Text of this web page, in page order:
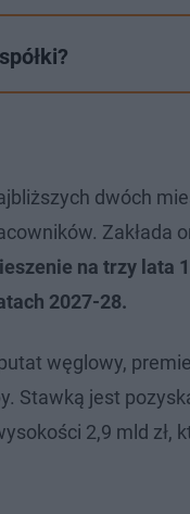
dwóch
Zakłada
na trzy lata
2027-28.
węglowy,
Stawką jest
2,9 mld zł,